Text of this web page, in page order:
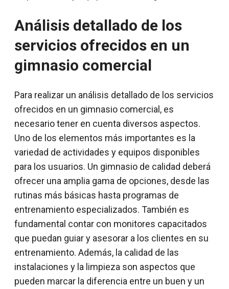
Análisis detallado de los
servicios ofrecidos en un
gimnasio comercial
Para realizar un análisis detallado de los servicios
ofrecidos en un gimnasio comercial, es
necesario tener en cuenta diversos aspectos.
Uno de los elementos más importantes es la
variedad de actividades y equipos disponibles
para los usuarios. Un gimnasio de calidad deberá
ofrecer una amplia gama de opciones, desde las
rutinas más básicas hasta programas de
entrenamiento especializados. También es
fundamental contar con monitores capacitados
que puedan guiar y asesorar a los clientes en su
entrenamiento. Además, la calidad de las
instalaciones y la limpieza son aspectos que
pueden marcar la diferencia entre un buen y un